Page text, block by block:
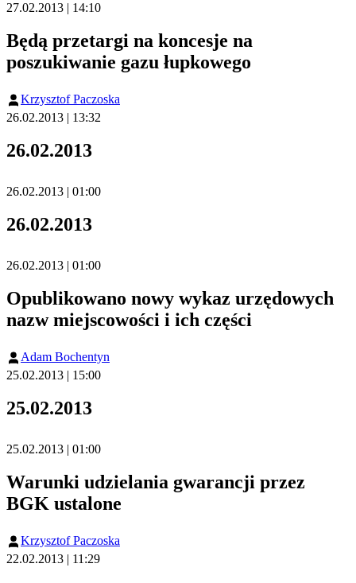
27.02.2013 | 14:10
Będą przetargi na koncesje na
poszukiwanie gazu łupkowego
Krzysztof Paczoska
26.02.2013 | 13:32
26.02.2013
26.02.2013 | 01:00
26.02.2013
26.02.2013 | 01:00
Opublikowano nowy wykaz urzędowych
nazw miejscowości i ich części
Adam Bochentyn
25.02.2013 | 15:00
25.02.2013
25.02.2013 | 01:00
Warunki udzielania gwarancji przez
BGK ustalone
Krzysztof Paczoska
22.02.2013 | 11:29